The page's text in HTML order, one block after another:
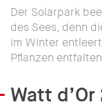
Der Solarpark
des Sees, denn
im Winter
Pflanzen
Watt d’Or